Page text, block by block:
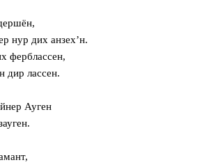
нур дих анзех’н.
ферблассен,
дир лассен.
Ауген